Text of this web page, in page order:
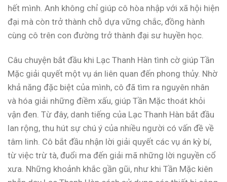
hết mình. Anh không chỉ giúp cô hòa nhập với xã hội hiện
đại mà còn trở thành chỗ dựa vững chắc, đồng hành
cùng cô trên con đường trở thành đại sư huyền học.
Câu chuyện bắt đầu khi Lạc Thanh Hàn tình cờ giúp Tần
Mặc giải quyết một vụ án liên quan đến phong thủy. Nhờ
khả năng đặc biệt của mình, cô đã tìm ra nguyên nhân
và hóa giải những điềm xấu, giúp Tần Mặc thoát khỏi
vận đen. Từ đây, danh tiếng của Lạc Thanh Hàn bắt đầu
lan rộng, thu hút sự chú ý của nhiều người có vấn đề về
tâm linh. Cô bắt đầu nhận lời giải quyết các vụ án kỳ bí,
từ việc trừ tà, đuổi ma đến giải mã những lời nguyền cổ
xưa. Những khoảnh khắc gần gũi, như khi Tần Mặc kiên